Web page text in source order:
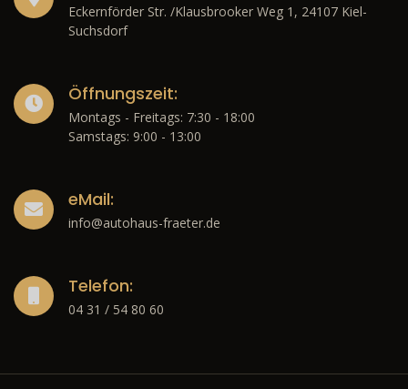
Eckernförder Str. /Klausbrooker Weg 1, 24107 Kiel-
Suchsdorf
Öffnungszeit:
Montags - Freitags: 7:30 - 18:00
Samstags: 9:00 - 13:00
eMail:
info@autohaus-fraeter.de
Telefon:
04 31 / 54 80 60